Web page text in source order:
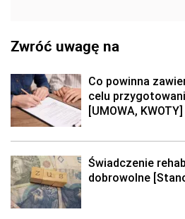
Zwróć uwagę na
Co powinna
celu
[UMOWA, KWOTY]
Świadczenie
dobrowolne